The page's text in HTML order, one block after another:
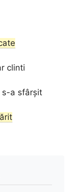
clinti
s-a sfârșit